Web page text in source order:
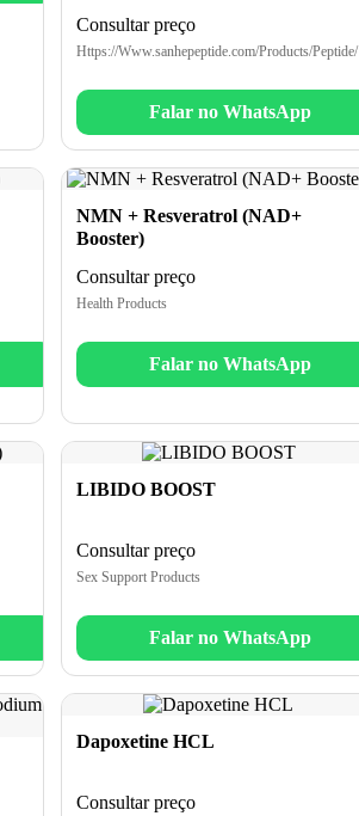
Consultar preço
Https://Www.sanhepeptide.com/Products/Peptide/
Falar no WhatsApp
NMN + Resveratrol (NAD+
Booster)
Consultar preço
Health Products
Falar no WhatsApp
LIBIDO BOOST
Consultar preço
Sex Support Products
Falar no WhatsApp
Dapoxetine HCL
Consultar preço